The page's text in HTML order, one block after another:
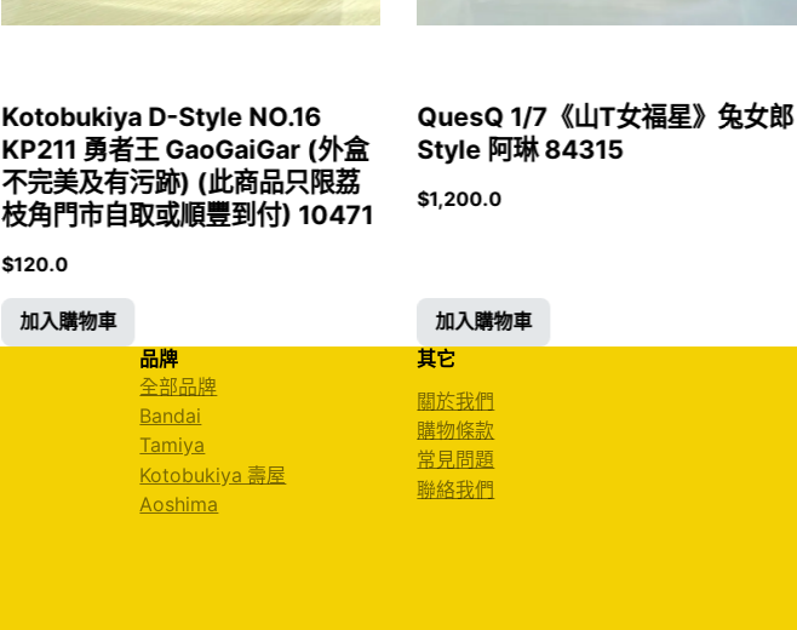
Kotobukiya D-Style NO.16
KP211 勇者王 GaoGaiGar (外盒
不完美及有污跡) (此商品只限荔
枝角門市自取或順豐到付) 10471
$120.0
加入購物車
QuesQ 1/7《山T女福星》兔女郎
Style 阿琳 84315
$1,200.0
加入購物車
品牌
全部品牌
Bandai
Tamiya
Kotobukiya 壽屋
Aoshima
其它
關於我們
購物條款
常見問題
聯絡我們